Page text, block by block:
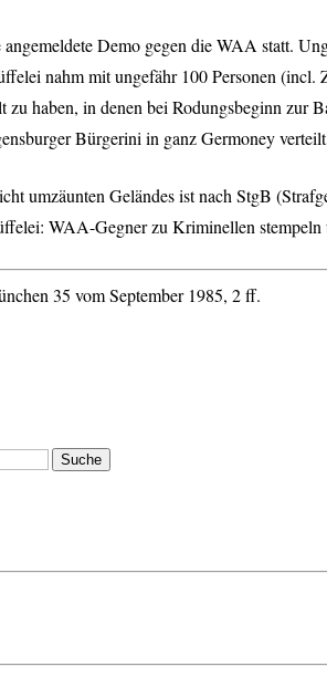
Demo gegen dieWAA statt.
nahm mit ungefähr 100 Personen
zu haben, in denen bei Rodungsbeginn
Bürgerini in ganz Germoney
umzäunten Geländes ist nach StgB
WAA-Gegner zu Kriminellen
35 vom September 1985, 2 ff.
Suche